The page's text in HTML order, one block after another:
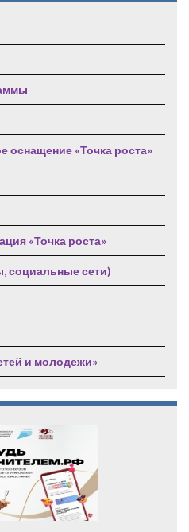
оснащение «Точка роста»
«Точка роста»
социальные сети)
и молодежи»